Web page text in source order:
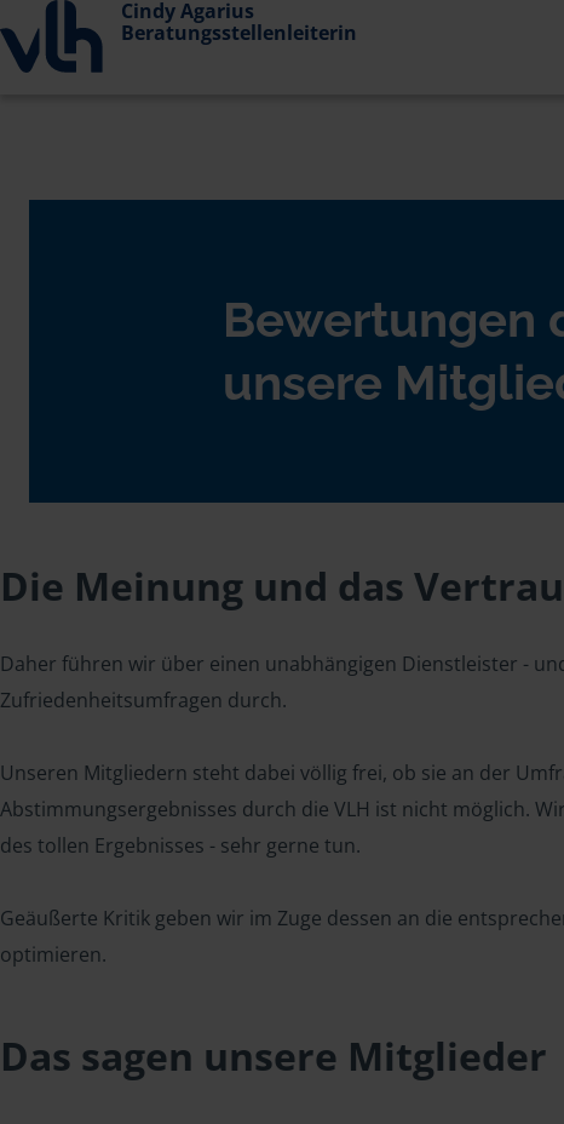
Cindy Agarius
Beratungsstellenleiterin
Bewertungen
unsere
Die Meinung und das
Daher führen wir über einen unabhängigen Dienstleister -
Zufriedenheitsumfragen durch.
Unseren Mitgliedern steht dabei völlig frei, ob sie an der
Abstimmungsergebnisses durch die VLH ist nicht möglich.
des tollen Ergebnisses - sehr gerne tun.
Geäußerte Kritik geben wir im Zuge dessen an die
optimieren.
Das sagen unsere Mitglieder